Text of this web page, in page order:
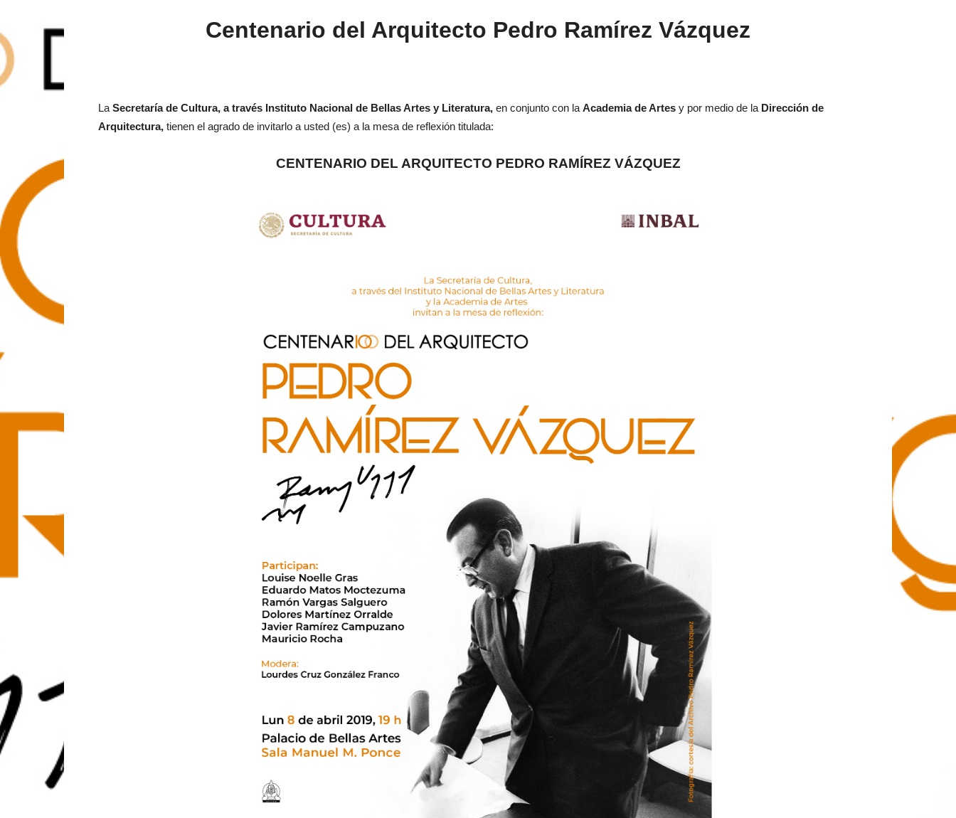
Centenario del Arquitecto Pedro Ramírez Vázquez
La Secretaría de Cultura, a través Instituto Nacional de Bellas Artes y Literatura, en conjunto con la Academia de Artes y por medio de la Dirección de
Arquitectura, tienen el agrado de invitarlo a usted (es) a la mesa de reflexión titulada:
CENTENARIO DEL ARQUITECTO PEDRO RAMÍREZ VÁZQUEZ